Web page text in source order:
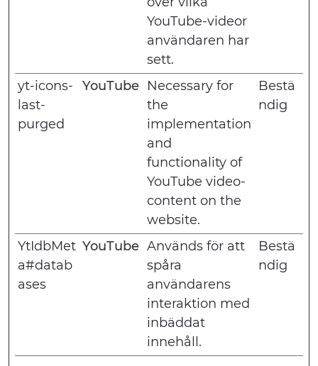
YouTube-videor
användaren har
sett.
yt-icons-
last-
purged
YouTube Necessary for
the
implementation
and
functionality of
YouTube video-
content on the
website.
Bestä
ndig
YtIdbMet
a#datab
ases
YouTube Används för att
spåra
användarens
interaktion med
inbäddat
innehåll.
Bestä
ndig